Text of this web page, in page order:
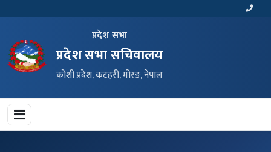
प्रदेश सभा
प्रदेश सभा सचिवालय
कोशी प्रदेश, कटहरी, मोरङ, नेपाल